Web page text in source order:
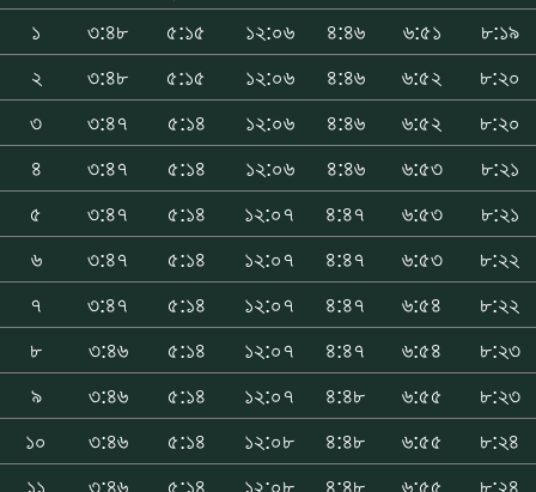
১
৩:৪৮ ৫:১৫ ১২:০৬ ৪:৪৬ ৬:৫১
৮:১৯
২
৩:৪৮ ৫:১৫ ১২:০৬ ৪:৪৬ ৬:৫২
৮:২০
৩
৩:৪৭ ৫:১৪ ১২:০৬ ৪:৪৬ ৬:৫২
৮:২০
৪
৩:৪৭ ৫:১৪ ১২:০৬ ৪:৪৬ ৬:৫৩
৮:২১
৫
৩:৪৭ ৫:১৪ ১২:০৭ ৪:৪৭ ৬:৫৩
৮:২১
৬
৩:৪৭ ৫:১৪ ১২:০৭ ৪:৪৭ ৬:৫৩
৮:২২
৭
৩:৪৭ ৫:১৪ ১২:০৭ ৪:৪৭ ৬:৫৪
৮:২২
৮
৩:৪৬ ৫:১৪ ১২:০৭ ৪:৪৭ ৬:৫৪
৮:২৩
৯
৩:৪৬ ৫:১৪ ১২:০৭ ৪:৪৮ ৬:৫৫
৮:২৩
১০
৩:৪৬ ৫:১৪ ১২:০৮ ৪:৪৮ ৬:৫৫
৮:২৪
১১
৩:৪৬ ৫:১৪ ১২:০৮ ৪:৪৮ ৬:৫৫ ৮:২৪